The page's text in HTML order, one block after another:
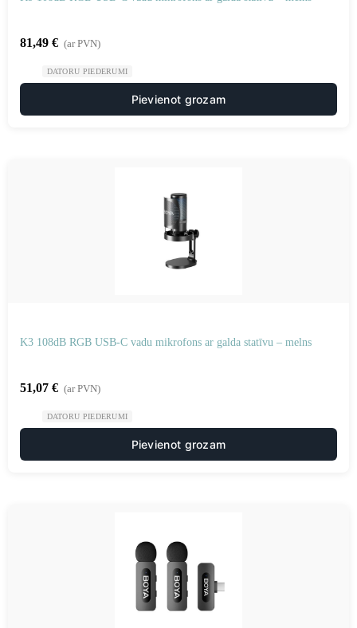
81,49 € (ar PVN)
DATORU PIEDERUMI
Pievienot grozam
K3 108dB RGB USB-C vadu mikrofons ar galda statīvu – melns
51,07 € (ar PVN)
DATORU PIEDERUMI
Pievienot grozam